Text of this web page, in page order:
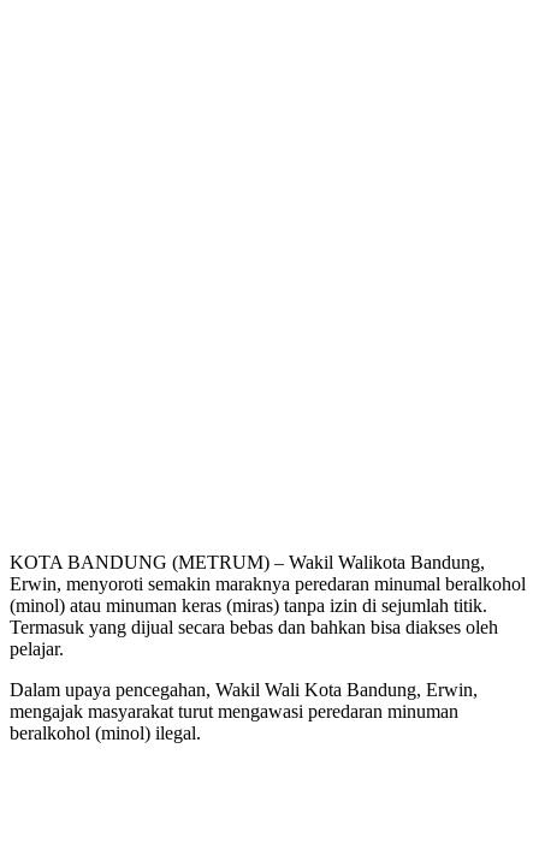
KOTA BANDUNG (METRUM) – Wakil Walikota Bandung,
Erwin, menyoroti semakin maraknya peredaran minumal beralkohol
(minol) atau minuman keras (miras) tanpa izin di sejumlah titik.
Termasuk yang dijual secara bebas dan bahkan bisa diakses oleh
pelajar.
Dalam upaya pencegahan, Wakil Wali Kota Bandung, Erwin,
mengajak masyarakat turut mengawasi peredaran minuman
beralkohol (minol) ilegal.